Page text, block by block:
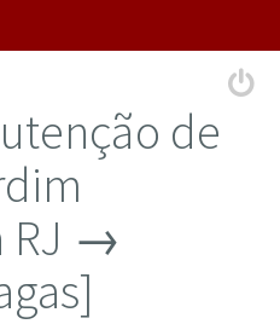
de
RJ →